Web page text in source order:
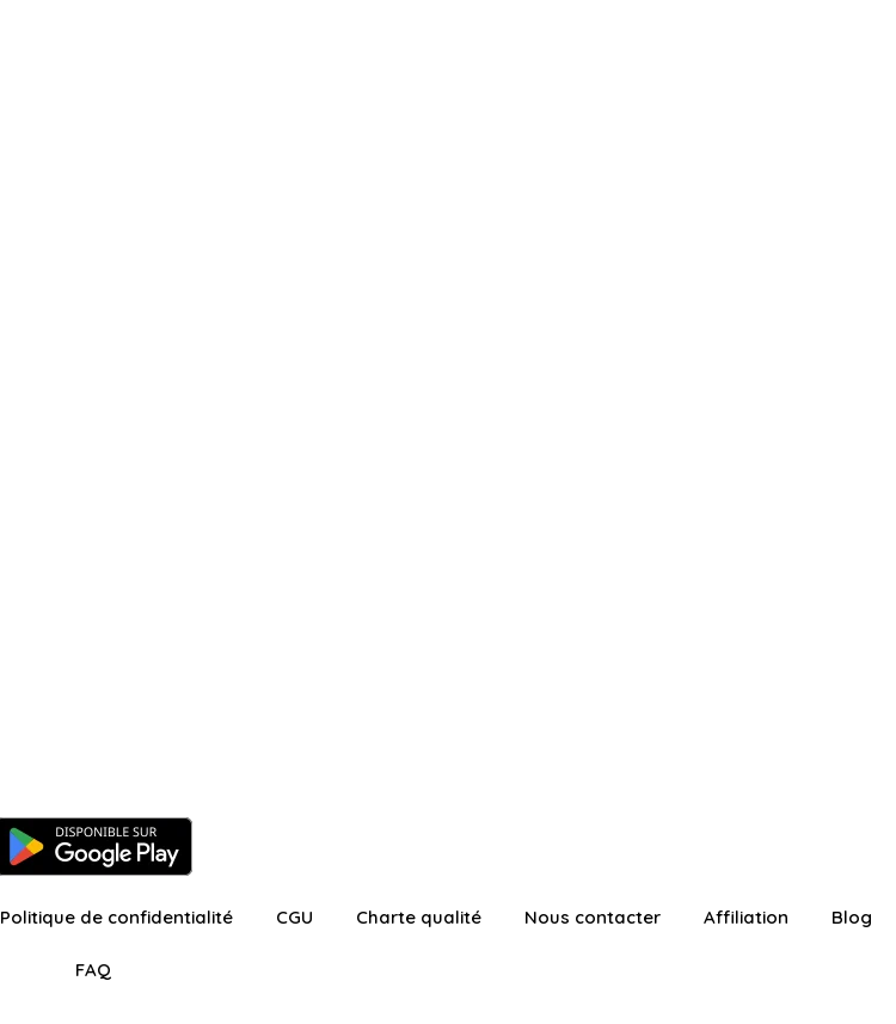
Politique de confidentialité CGU Charte qualité Nous contacter Affiliation Blog
FAQ